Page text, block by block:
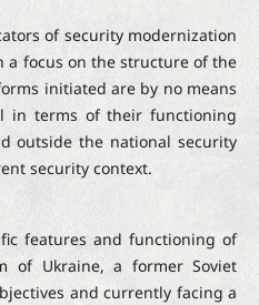
of security modernization
a focus on the structure of the
initiated are by no means
in terms of their functioning
outside the national security
security context.
features and functioning of
of Ukraine, a former Soviet
and currently facing a